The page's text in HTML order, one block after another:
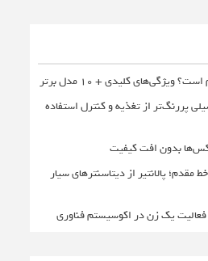
ویژگی‌های کلیدی + 10 مدل برتر
پررنگ‌تر از تغذیه و کنترل استفاده
پالانتیر از دیتاسنترهای سیار
فعالیت یک زن در اکوسیستم فناوری